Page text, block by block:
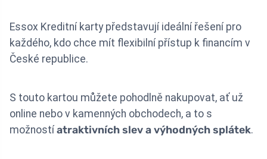
Essox Kreditní karty představují ideální řešení pro
každého, kdo chce mít flexibilní přístup k financím v
České republice.
S touto kartou můžete pohodlně nakupovat, ať už
online nebo v kamenných obchodech, a to s
možnostíatraktivních slev a výhodných splátek.